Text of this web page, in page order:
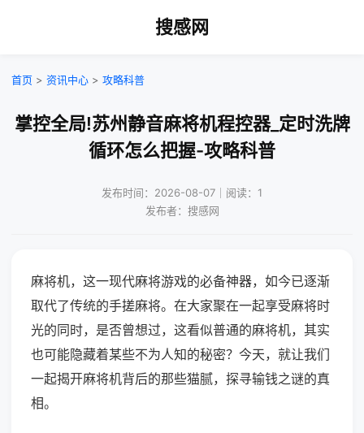
搜感网
首页 > 资讯中心 > 攻略科普
掌控全局!苏州静音麻将机程控器_定时洗牌
循环怎么把握-攻略科普
发布时间：2026-08-07｜阅读：1
发布者：搜感网
麻将机，这一现代麻将游戏的必备神器，如今已逐渐
取代了传统的手搓麻将。在大家聚在一起享受麻将时
光的同时，是否曾想过，这看似普通的麻将机，其实
也可能隐藏着某些不为人知的秘密？今天，就让我们
一起揭开麻将机背后的那些猫腻，探寻输钱之谜的真
相。